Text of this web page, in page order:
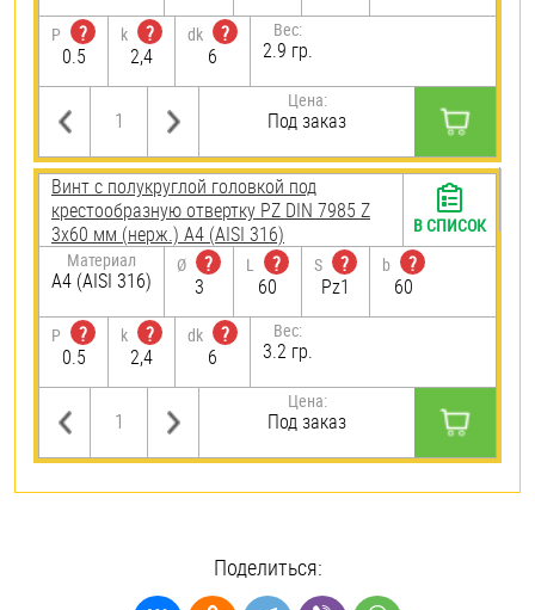
P
?
0.5
k
?
2,4
dk
?
6
Вес:
2.9 гр.
Цена:
Под заказ
Винт с полукруглой головкой под
крестообразную отвертку PZ DIN 7985 Z
3х60 мм (нерж.) A4 (AISI 316)
Материал
A4 (AISI 316)
Ø
?
3
L
?
60
S
?
Pz1
b
?
60
P
?
0.5
k
?
2,4
dk
?
6
Вес:
3.2 гр.
Цена:
Под заказ
В СПИСОК
Поделиться: